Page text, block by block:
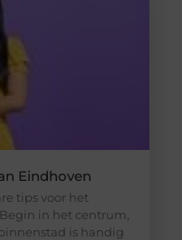
Eindhoven
tips voor het
in het centrum,
is handig